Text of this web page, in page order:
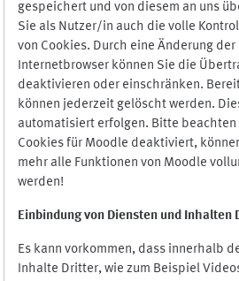
gespeichert und von diesem an uns
Sie als Nutzer/in auch die volle
von Cookies. Durch eine Änderung
Internetbrowser können Sie die
deaktivieren oder einschränken.
können jederzeit gelöscht werden.
automatisiert erfolgen. Bitte beachten
Cookies für Moodle deaktiviert,
mehr alle Funktionen von Moodle
werden!
Einbindung von Diensten und Inhalten
Es kann vorkommen, dass innerhalb
Inhalte Dritter, wie zum Beispiel